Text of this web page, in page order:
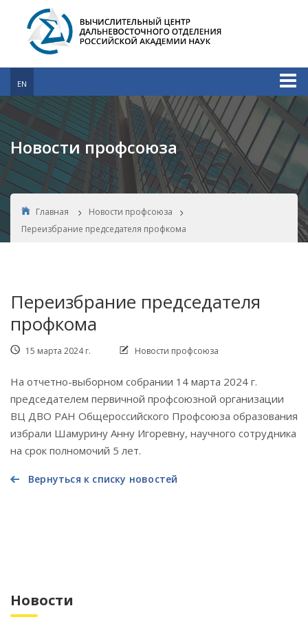
EN
Новости профсоюза
Главная
Новости профсоюза
Переизбрание председателя профкома
Переизбрание председателя
профкома
15 марта 2024 г. Новости профсоюза
На отчетно-выборном собрании 14 марта 2024 г.
председателем первичной профсоюзной организации
ВЦ ДВО РАН Общероссийского Профсоюза образования
избрали Шамурину Анну Игоревну, научного сотрудника
на срок полномочий 5 лет.
Вернуться к списку новостей
Новости